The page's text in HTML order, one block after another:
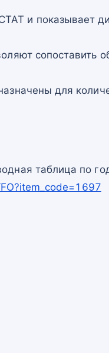
и показывает
сопоставить
для
таблица по